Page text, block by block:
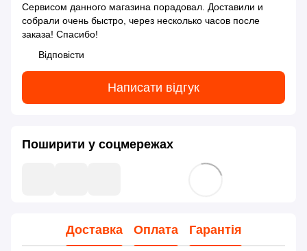
Сервисом данного магазина порадовал. Доставили и
собрали очень быстро, через несколько часов после
заказа! Спасибо!
Відповісти
Написати відгук
Поширити у соцмережах
Доставка Оплата Гарантія